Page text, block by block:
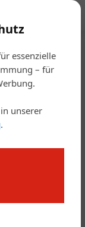
essenzielle
– für
unserer
.
legen
09:31 Uhr
Prozent und